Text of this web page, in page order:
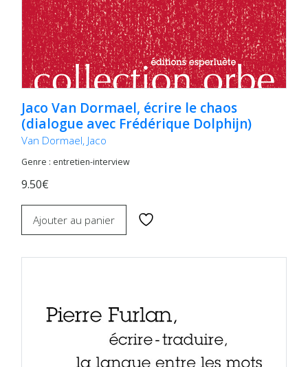
Jaco Van Dormael, écrire le chaos
(dialogue avec Frédérique Dolphijn)
Van Dormael, Jaco
Genre : entretien-interview
9.50€
Ajouter au panier